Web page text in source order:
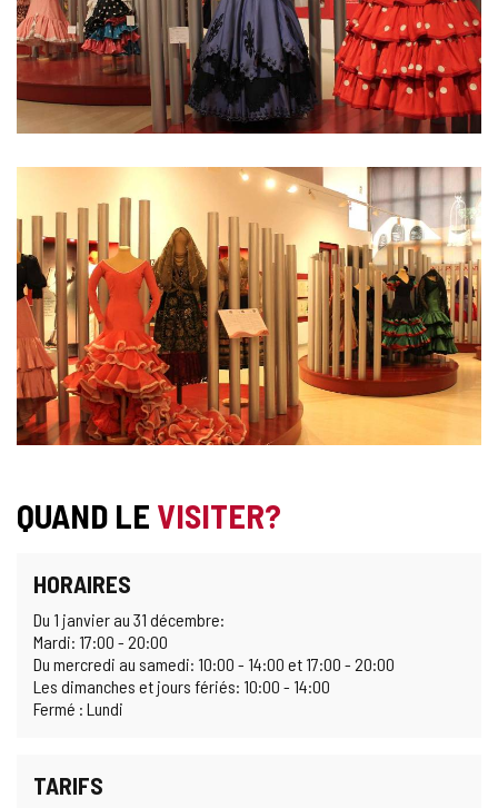
QUAND LE VISITER?
HORAIRES
Du 1 janvier au 31 décembre:
Mardi: 17:00 - 20:00
Du mercredi au samedi: 10:00 - 14:00 et 17:00 - 20:00
Les dimanches et jours fériés: 10:00 - 14:00
Fermé : Lundi
TARIFS